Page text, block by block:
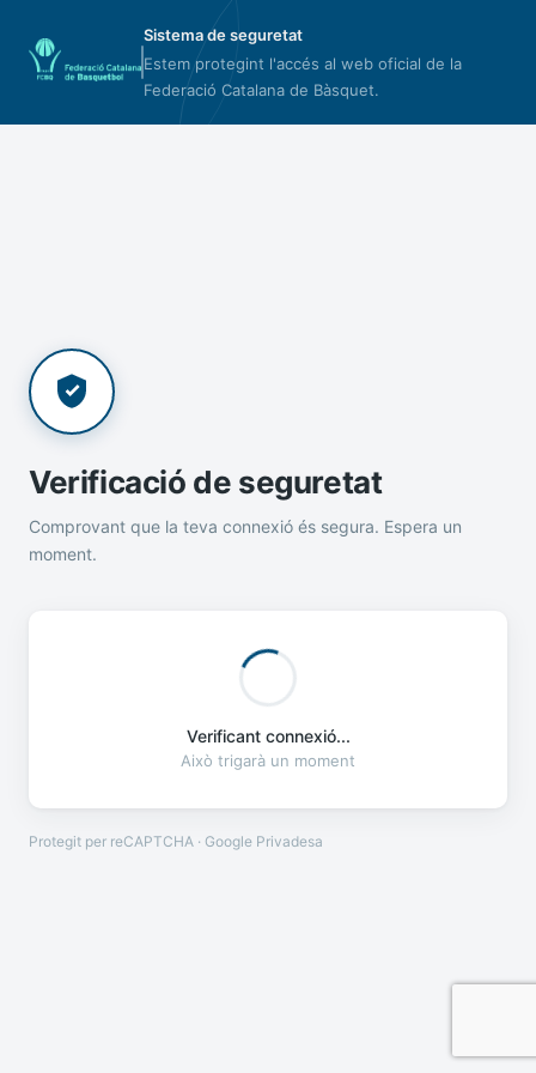
Sistema de seguretat
Estem protegint l'accés al web oficial de la
Federació Catalana de Bàsquet.
Verificació de seguretat
Comprovant que la teva connexió és segura. Espera un
moment.
Verificant connexió...
Això trigarà un moment
Protegit per reCAPTCHA · Google Privadesa